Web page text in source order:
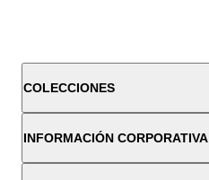
COLECCIONES
INFORMACIÓN CORPORATIVA